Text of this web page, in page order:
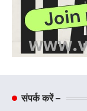
संपर्क करें –